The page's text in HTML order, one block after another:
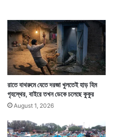
রাতে বাথরুমে যেতে দরজা খুলতেই হাড় হিম
গৃহস্থের, বাইরে তখন ডেকে চলেছে কুকুর
August 1, 2026